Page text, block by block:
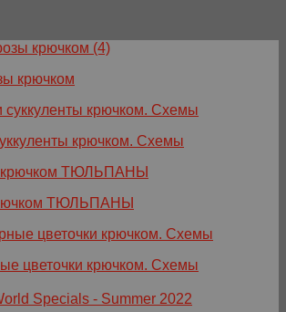
крючком
крючком. Схемы
ТЮЛЬПАНЫ
цветочки крючком. Схемы